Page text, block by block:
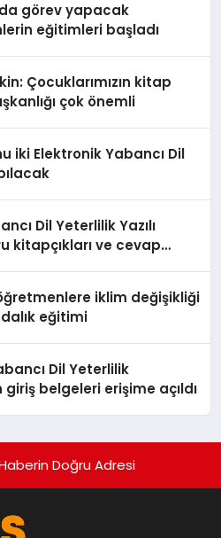
görev yapacak
eğitimleri başladı
Çocuklarımızın kitap
çok önemli
iki Elektronik Yabancı Dil
Dil Yeterlilik Yazılı
kitapçıkları ve cevap
öğretmenlere iklim değişikliği
eğitimi
Dil Yeterlilik
giriş belgeleri erişime açıldı
Doğru Adresi